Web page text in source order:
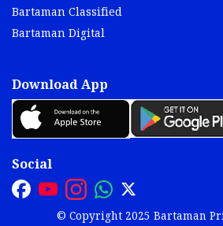
Bartaman Classified
Bartaman Digital
Download App
Social
© Copyright 2025 Bartaman